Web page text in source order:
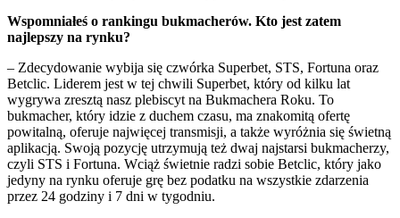
Wspomniałeś o rankingu bukmacherów. Kto jest zatem
najlepszy na rynku?
– Zdecydowanie wybija się czwórka Superbet, STS, Fortuna oraz
Betclic. Liderem jest w tej chwili Superbet, który od kilku lat
wygrywa zresztą nasz plebiscyt na Bukmachera Roku. To
bukmacher, który idzie z duchem czasu, ma znakomitą ofertę
powitalną, oferuje najwięcej transmisji, a także wyróżnia się świetną
aplikacją. Swoją pozycję utrzymują też dwaj najstarsi bukmacherzy,
czyli STS i Fortuna. Wciąż świetnie radzi sobie Betclic, który jako
jedyny na rynku oferuje grę bez podatku na wszystkie zdarzenia
przez 24 godziny i 7 dni w tygodniu.